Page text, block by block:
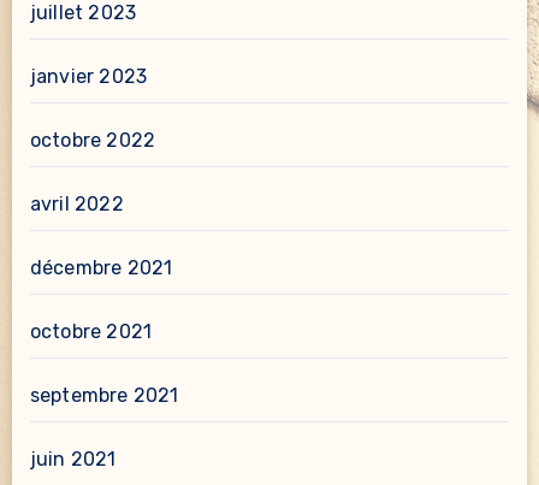
juillet 2023
janvier 2023
octobre 2022
avril 2022
décembre 2021
octobre 2021
septembre 2021
juin 2021